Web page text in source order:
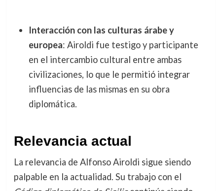
Interacción con las culturas árabe y
europea: Airoldi fue testigo y participante
en el intercambio cultural entre ambas
civilizaciones, lo que le permitió integrar
influencias de las mismas en su obra
diplomática.
Relevancia actual
La relevancia de Alfonso Airoldi sigue siendo
palpable en la actualidad. Su trabajo con el